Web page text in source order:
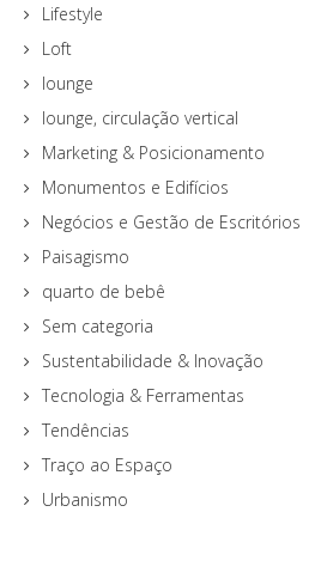
Lifestyle
Loft
lounge
lounge, circulação vertical
Marketing & Posicionamento
Monumentos e Edifícios
Negócios e Gestão de Escritórios
Paisagismo
quarto de bebê
Sem categoria
Sustentabilidade & Inovação
Tecnologia & Ferramentas
Tendências
Traço ao Espaço
Urbanismo